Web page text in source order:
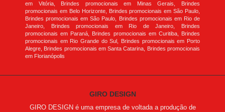
em Vitória, Brindes promocionais em Minas Gerais, Brindes
promocionais em Belo Horizonte, Brindes promocionais em São Paulo,
Brindes promocionais em São Paulo, Brindes promocionais em Rio de
Janeiro, Brindes promocionais em Rio de Janeiro, Brindes
promocionais em Paraná, Brindes promocionais em Curitiba, Brindes
promocionais em Rio Grande do Sul, Brindes promocionais em Porto
Alegre, Brindes promocionais em Santa Catarina, Brindes promocionais
em Florianópolis
GIRO DESIGN
GIRO DESIGN é uma empresa de voltada a produção de